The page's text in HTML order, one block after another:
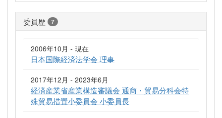
委員歴 7
2006年10月 - 現在
日本国際経済法学会 理事
2017年12月 - 2023年6月
経済産業省産業構造審議会 通商・貿易分科会特
殊貿易措置小委員会 小委員長